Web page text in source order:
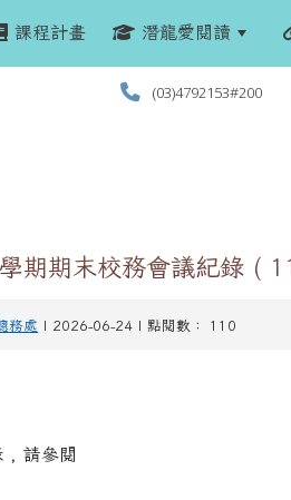
課程計畫 潛龍愛閱讀
(03)4792153#200
期期末校務會議紀錄 (
務處 | 2026-06-24 | 點閱數： 110
, 請參閱